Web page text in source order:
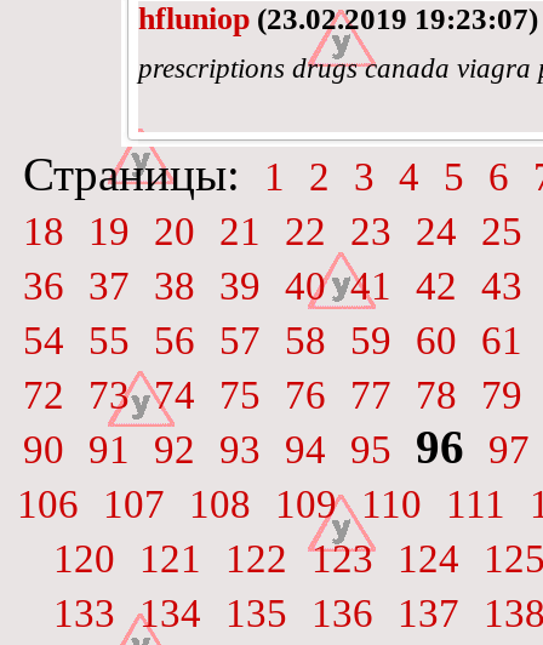
hfluniop (23.02.2019 19:23:07)
prescriptions drugs canada
Страницы: 1 2 3 4 5 6
18
19 20 21 22 23 24
25
36
37 38 39 40 41 42
43
54
55 56 57 58 59 60
61
72
73 74 75 76 77 78
79
90
91 92 93 94 95 96
97
106
107 108 109 110 111
120
121 122 123 124
133 134 135 136 137